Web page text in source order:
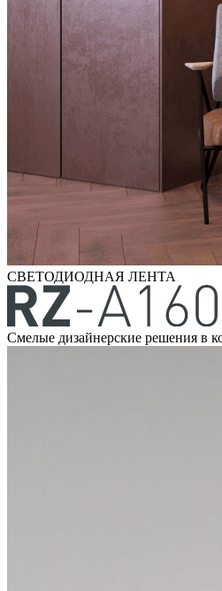
СВЕТОДИОДНАЯ ЛЕНТА
Смелые дизайнерские решения в